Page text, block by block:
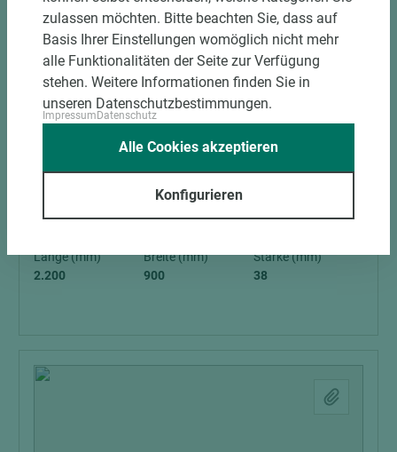
15 weitere Varianten
Polystyrol- Mittellage HDF- Deck
Länge (mm)
2.200
Breite (mm)
900
Stärke (mm)
38
zulassen möchten. Bitte beachten Sie, dass auf
Basis Ihrer Einstellungen womöglich nicht mehr
alle Funktionalitäten der Seite zur Verfügung
stehen. Weitere Informationen finden Sie in
unseren Datenschutzbestimmungen.
ImpressumDatenschutz
Konfigurieren
Alle Cookies akzeptieren